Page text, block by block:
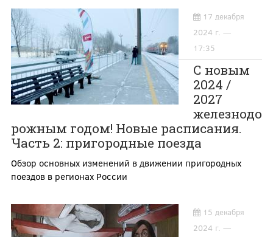
17 декабря
2024 г. —
17:35
С новым
2024 /
2027
железнодо
рожным годом! Новые расписания.
Часть 2: пригородные поезда
Обзор основных изменений в движении пригородных
поездов в регионах России
15 декабря
2024 г. —